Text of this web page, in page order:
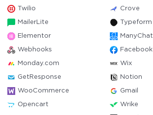
Twilio Crove
MailerLite Typeform
Elementor ManyChat
Webhooks Facebook
Monday.com Wix
GetResponse Notion
WooCommerce Gmail
Opencart Wrike